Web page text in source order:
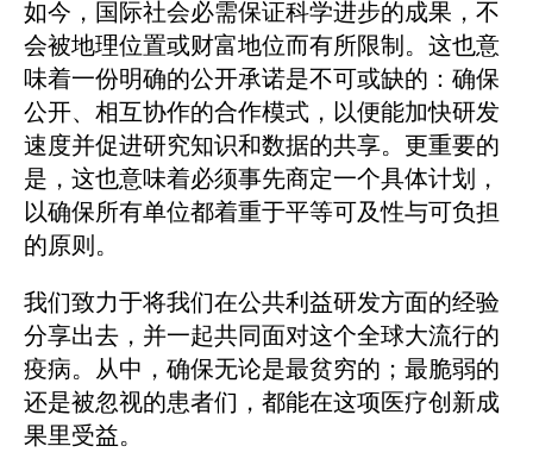
如今，国际社会必需保证科学进步的成果，不
会被地理位置或财富地位而有所限制。这也意
味着一份明确的公开承诺是不可或缺的：确保
公开、相互协作的合作模式，以便能加快研发
速度并促进研究知识和数据的共享。更重要的
是，这也意味着必须事先商定一个具体计划，
以确保所有单位都着重于平等可及性与可负担
的原则。
我们致力于将我们在公共利益研发方面的经验
分享出去，并一起共同面对这个全球大流行的
疫病。从中，确保无论是最贫穷的；最脆弱的
还是被忽视的患者们，都能在这项医疗创新成
果里受益。